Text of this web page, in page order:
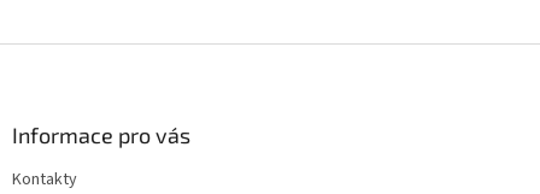
Informace pro vás
Kontakty